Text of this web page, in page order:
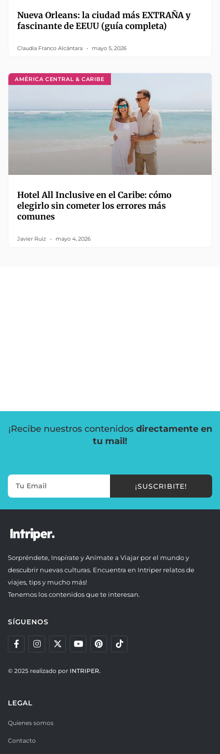
Nueva Orleans: la ciudad más EXTRAÑA y
fascinante de EEUU (guía completa)
Claudia Franco Alcántara mayo 5, 2026
AMÉRICA CENTRAL & CARIBE
Hotel All Inclusive en el Caribe: cómo
elegirlo sin cometer los errores más
comunes
Javier Ruiz mayo 4, 2026
¡Recibe nuestros contenidos directamente en
tu mail!
¡SUSCRIBITE!
Sorpréndete, Inspírate y Anímate a Viajar por el mundo y
descubrir nuevas culturas. Encuentra en Intriper relatos de
viajes, tips y mucho más!
Tenemos los contenidos que te interesan.
SÍGUENOS
© 2025 realizado por INTRIPER.
LEGAL
Quienes somos
Contacto